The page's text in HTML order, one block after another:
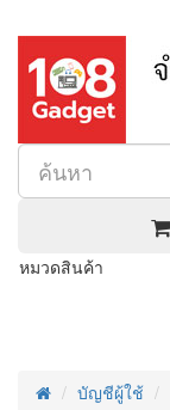
หมวดสินค้า
บัญชีผู้ใช้